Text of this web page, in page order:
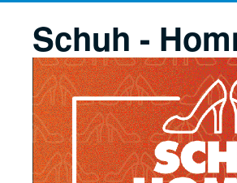
Schuh -